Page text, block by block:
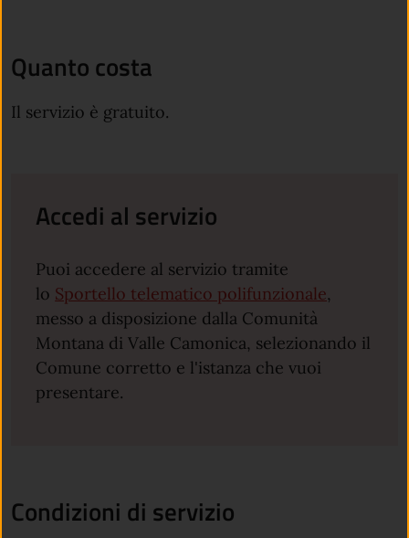
Quanto costa
Il servizio è gratuito.
Accedi al servizio
Puoi accedere al servizio tramite
lo Sportello telematico polifunzionale,
messo a disposizione dalla Comunità
Montana di Valle Camonica, selezionando il
Comune corretto e l'istanza che vuoi
presentare.
Condizioni di servizio